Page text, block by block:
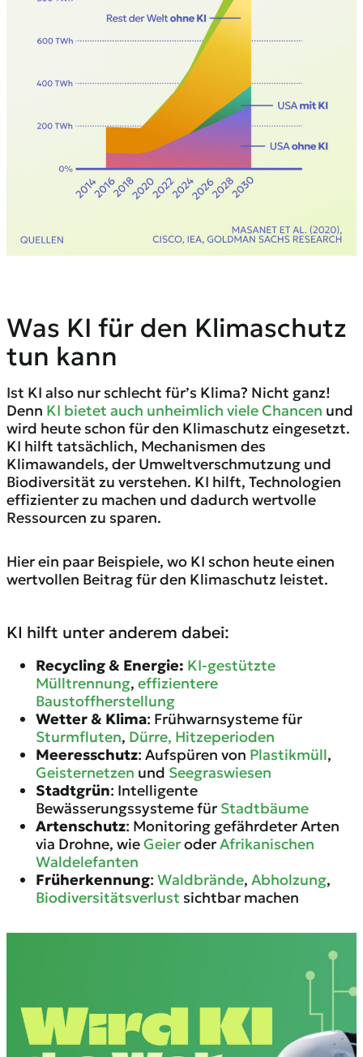
Was KI für den Klimaschutz
tun kann
Ist KI also nur schlecht für’s Klima? Nicht ganz!
Denn KI bietet auch unheimlich viele Chancen und
wird heute schon für den Klimaschutz eingesetzt.
KI hilft tatsächlich, Mechanismen des
Klimawandels, der Umweltverschmutzung und
Biodiversität zu verstehen. KI hilft, Technologien
effizienter zu machen und dadurch wertvolle
Ressourcen zu sparen.
Hier ein paar Beispiele, wo KI schon heute einen
wertvollen Beitrag für den Klimaschutz leistet.
KI hilft unter anderem dabei:
Recycling & Energie: KI-gestützte
Mülltrennung, effizientere
Baustoffherstellung
Wetter & Klima: Frühwarnsysteme für
Sturmfluten, Dürre, Hitzeperioden
Meeresschutz: Aufspüren von Plastikmüll,
Geisternetzen und Seegraswiesen
Stadtgrün: Intelligente
Bewässerungssysteme für Stadtbäume
Artenschutz: Monitoring gefährdeter Arten
via Drohne, wie GeieroderAfrikanischen
Waldelefanten
Früherkennung: Waldbrände, Abholzung,
Biodiversitätsverlust sichtbar machen